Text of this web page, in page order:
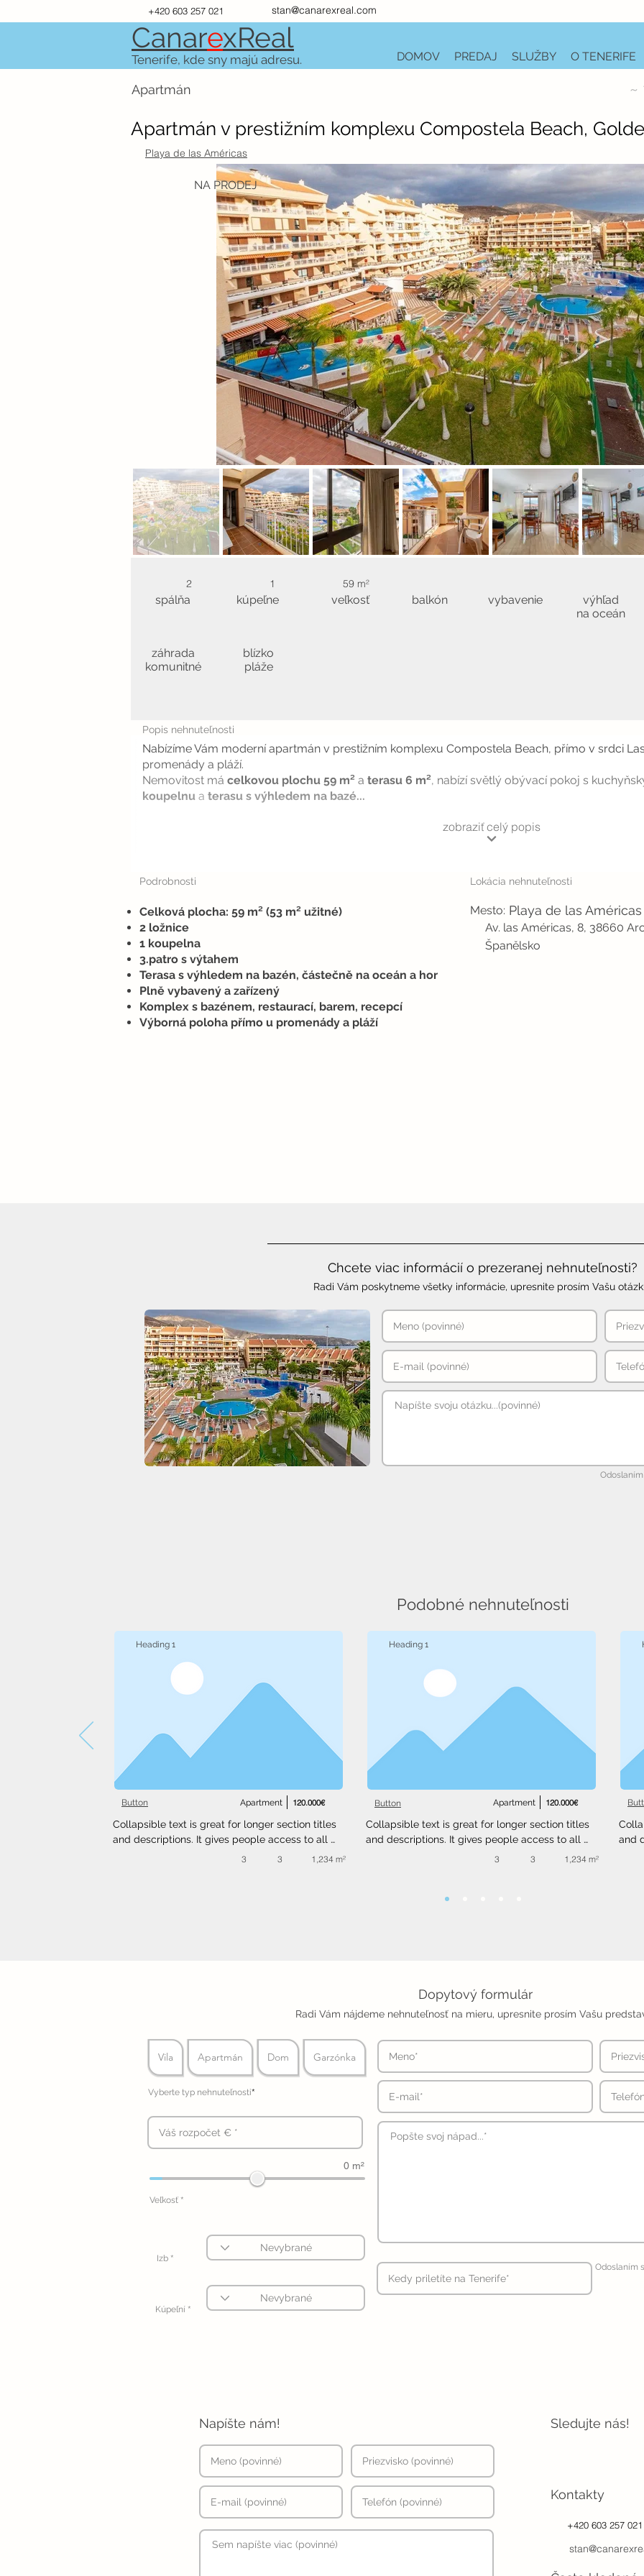
+420 603 257 021 stan@canarexreal.com
CanarexReal
Tenerife, kde sny majú adresu. DOMOV PREDAJ SLUŽBY O TENERIFE
Apartmán ~
Apartmán v prestižním komplexu Compostela Beach,
Playa de las Américas
NA PRODEJ
2
spálňa
1
kúpeľne
59 m²
veľkosť
záhrada
komunitné
blízko
pláže
balkón vybavenie
výhľad
na oceán
Popis nehnuteľnosti
Nabízíme Vám moderní apartmán v prestižním komplexu Compostela Beach, přímo v srdci
promenády a pláží.
Nemovitost má celkovou plochu 59 m² a terasu 6 m², nabízí světlý obývací pokoj s
koupelnu a terasu s výhledem na bazé...
zobraziť celý popis
Podrobnosti
Celková plocha: 59 m² (53 m² užitné)
2 ložnice
1 koupelna
3.patro s výtahem
Terasa s výhledem na bazén, částečně na oceán a hor
Plně vybavený a zařízený
Komplex s bazénem, restaurací, barem, recepcí
Výborná poloha přímo u promenády a pláží
Lokácia nehnuteľnosti
Mesto: Playa de las Américas
Av. las Américas, 8, 38660
Španělsko
Chcete viac informácií o prezeranej nehnuteľnosti?
Radi Vám poskytneme všetky informácie, upresnite prosím Vašu
Heading 1
Apartment
Button 120.000€
Collapsible text is great for longer section titles
and descriptions. It gives people access to all
the info they need, while keeping your layout
3 3 1,234 m²
Heading 1
Apartment
Button 120.000€
Collapsible text is great for longer section titles
and descriptions. It gives people access to all
the info they need, while keeping your layout
3 3 1,234 m²
and
Podobné nehnuteľnosti
Dopytový formulár
Radi Vám nájdeme nehnuteľnosť na mieru, upresnite prosím Vašu
Vila Apartmán Dom Garzónka
Vyberte typ nehnuteľnosti*
0 m²
Veľkosť *
Izb *
Kúpeľní *
Odoslaním
Napíšte nám! Sledujte nás!
Kontakty
+420 603 257 021